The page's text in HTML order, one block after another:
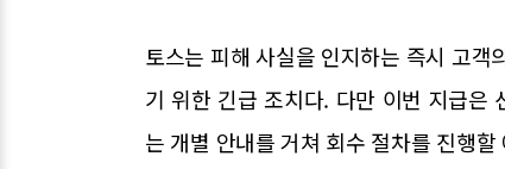
토스는 피해 사실을 인지하는 즉시 고
기 위한 긴급 조치다. 다만 이번 지급은
는 개별 안내를 거쳐 회수 절차를 진행